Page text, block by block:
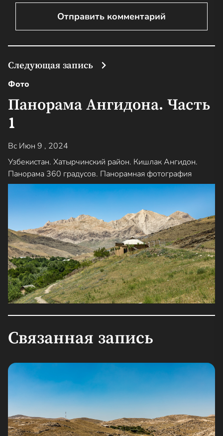
Следующая запись
Фото
Панорама Ангидона. Часть
1
Вс Июн 9 , 2024
Узбекистан. Хатырчинский район. Кишлак Ангидон.
Панорама 360 градусов. Панорамная фотография
Связанная запись